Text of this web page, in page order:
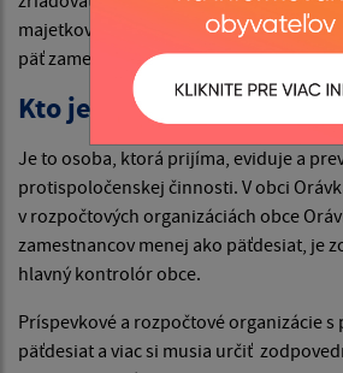
majetkovou účasťou obce Orávka,
päť zamestnancov.
Kto je zodpovedná
Je to osoba, ktorá prijíma, eviduje a
protispoločenskej činnosti. V obci
v rozpočtových organizáciách obce
zamestnancov menej ako päťdesiat, je
hlavný kontrolór obce.
Príspevkové a rozpočtové organizácie
päťdesiat a viac si musia určiť